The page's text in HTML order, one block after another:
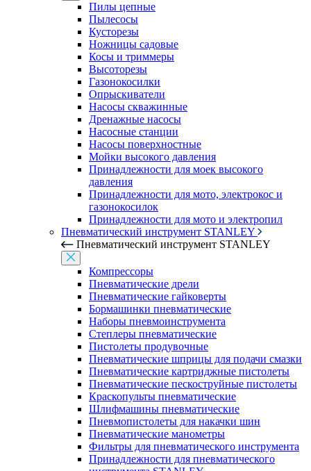
Пилы цепные
Пылесосы
Кусторезы
Ножницы садовые
Косы и триммеры
Высоторезы
Газонокосилки
Опрыскиватели
Насосы скважинные
Дренажные насосы
Насосные станции
Насосы поверхностные
Мойки высокого давления
Принадлежности для моек высокого
давления
Принадлежности для мото, электрокос и
газонокосилок
Принадлежности для мото и электропил
Пневматический инструмент STANLEY
Пневматический инструмент STANLEY
Компрессоры
Пневматические дрели
Пневматические гайковерты
Бормашинки пневматические
Наборы пневмоинструмента
Степлеры пневматические
Пистолеты продувочные
Пневматические шприцы для подачи смазки
Пневматические картриджные пистолеты
Пневматические пескоструйные пистолеты
Краскопульты пневматические
Шлифмашины пневматические
Пневмопистолеты для накачки шин
Пневматические манометры
Фильтры для пневматического инструмента
Принадлежности для пневматического